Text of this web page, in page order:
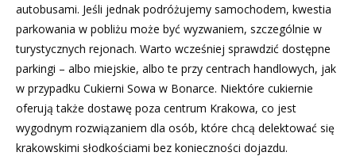
autobusami. Jeśli jednak podróżujemy samochodem, kwestia
parkowania w pobliżu może być wyzwaniem, szczególnie w
turystycznych rejonach. Warto wcześniej sprawdzić dostępne
parkingi – albo miejskie, albo te przy centrach handlowych, jak
w przypadku Cukierni Sowa w Bonarce. Niektóre cukiernie
oferują także dostawę poza centrum Krakowa, co jest
wygodnym rozwiązaniem dla osób, które chcą delektować się
krakowskimi słodkościami bez konieczności dojazdu.